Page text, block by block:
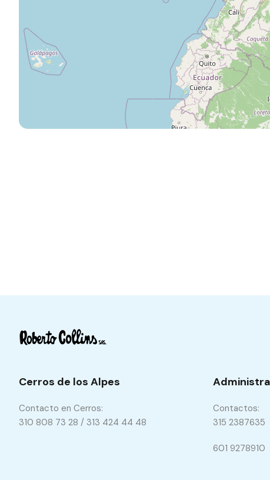
Cerros de los Alpes
Contacto en Cerros:
310 808 73 28 / 313 424 44 48
Contactos:
315 2387635
601 9278910